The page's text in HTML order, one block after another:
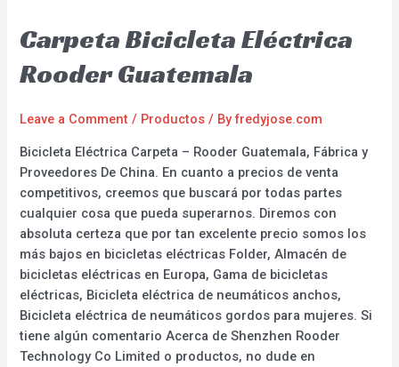
Carpeta Bicicleta Eléctrica
Rooder Guatemala
Leave a Comment / Productos / Byfredyjose.com
Bicicleta Eléctrica Carpeta – Rooder Guatemala, Fábrica y
Proveedores De China. En cuanto a precios de venta
competitivos, creemos que buscará por todas partes
cualquier cosa que pueda superarnos. Diremos con
absoluta certeza que por tan excelente precio somos los
más bajos en bicicletas eléctricas Folder, Almacén de
bicicletas eléctricas en Europa, Gama de bicicletas
eléctricas, Bicicleta eléctrica de neumáticos anchos,
Bicicleta eléctrica de neumáticos gordos para mujeres. Si
tiene algún comentario Acerca de Shenzhen Rooder
Technology Co Limited o productos, no dude en